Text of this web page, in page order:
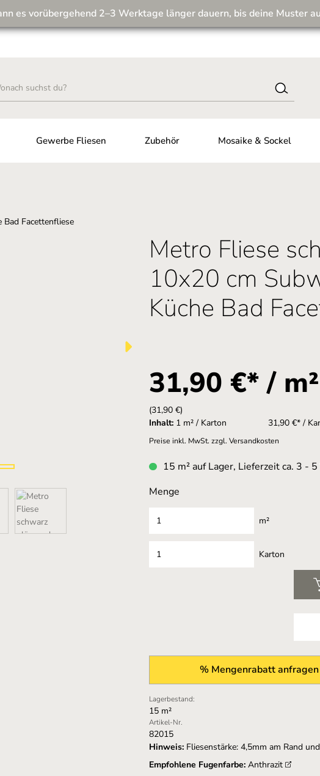
Wir machen unseren Musterversand fit für die Zukunft! 💪
es vorübergehend 2–3 Werktage länger dauern, bis deine Muster
Gewerbe Fliesen Zubehör Mosaike & Sockel
Metro Fliese
10x20 cm
Küche Bad
31,90 €* / m²
(31,90 €)
Inhalt: 1 m² / Karton 31,90 €* /
Preise inkl. MwSt. zzgl. Versandkosten
15 m² auf Lager, Lieferzeit ca. 3 -
Menge
m²
Karton
% Mengenrabatt anfragen
Lagerbestand:
15 m²
Artikel-Nr.
82015
Hinweis: Fliesenstärke: 4,5mm am Rand
Empfohlene Fugenfarbe: Anthrazit